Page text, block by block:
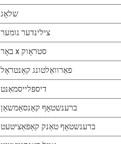
שלאָג
צילינדער נומער
באָר x סטראָוק
פאַרוואַלטונג קאָנטראָל
דיספּלייסמאַנט
ברענשטאָף קאַנסאַמשאַן
ברענשטאָף טאַנק קאַפּאַציטעט